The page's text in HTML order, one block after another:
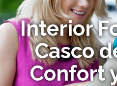
Interior
Casco
Confort